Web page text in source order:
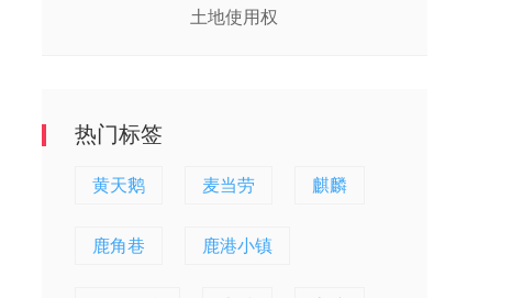
土地使用权
热门标签
黄天鹅 麦当劳 麒麟
鹿角巷 鹿港小镇